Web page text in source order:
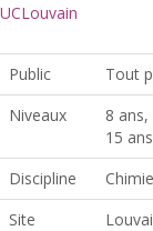
UCLouvain
Public
Tout
Niveaux
8
15
Discipline
Chimie
Site